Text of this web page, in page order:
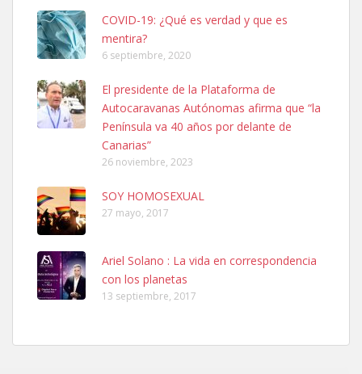
Leales.org » Gran Canaria | 6.7.2025
Ninfa perdida
El día 5 se los perdió una ninfa papillera, asustada tiene miedo a la
calle, se perdió por la zon...
Leales.org » Gran Canaria
COVID-19: ¿Qué es verdad y que es
mentira?
6 septiembre, 2020
El presidente de la Plataforma de
Autocaravanas Autónomas afirma que “la
Península va 40 años por delante de
Canarias”
26 noviembre, 2023
SOY HOMOSEXUAL
27 mayo, 2017
Ariel Solano : La vida en correspondencia
con los planetas
13 septiembre, 2017